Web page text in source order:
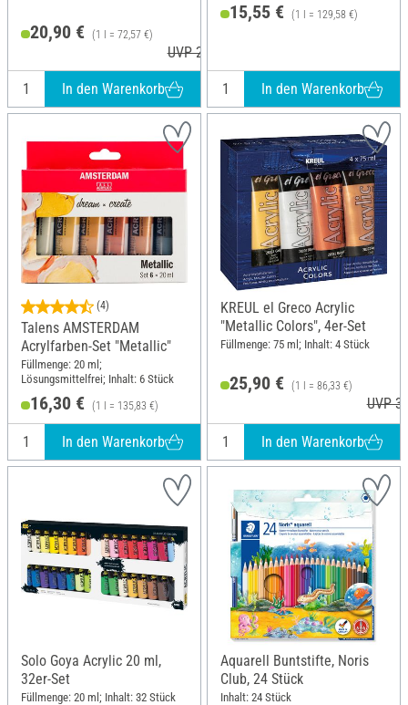
20,90 € (1 l = 72,57 €)
UVP 22,29 €
In den Warenkorb
15,55 € (1 l = 129,58 €)
In den Warenkorb
(4)
Talens AMSTERDAM
Acrylfarben-Set "Metallic"
Füllmenge: 20 ml;
Lösungsmittelfrei; Inhalt: 6 Stück
16,30 € (1 l = 135,83 €)
In den Warenkorb
KREUL el Greco Acrylic
"Metallic Colors", 4er-Set
Füllmenge: 75 ml; Inhalt: 4 Stück
25,90 € (1 l = 86,33 €)
UVP
In den Warenkorb
Solo Goya Acrylic 20 ml,
32er-Set
Füllmenge: 20 ml; Inhalt: 32 Stück
Aquarell Buntstifte, Noris
Club, 24 Stück
Inhalt: 24 Stück